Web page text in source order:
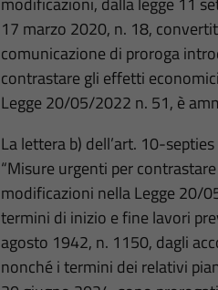
17 marzo 2020, n. 18,
comunicazione di proroga
contrastare gli effetti
Legge 20/05/2022 n. 51, è
La lettera b) dell’art. 10-
“Misure urgenti per
modificazioni nella Legge 20/
termini di inizio e fine lavori
agosto 1942, n. 1150, dagli
nonché i termini dei relativi